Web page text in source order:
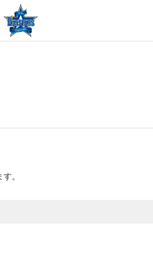
。